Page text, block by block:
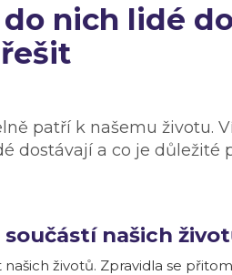
nich lidé
patří k našemu životu.
dostávají a co je důležité
našich
životů. Zpravidla se